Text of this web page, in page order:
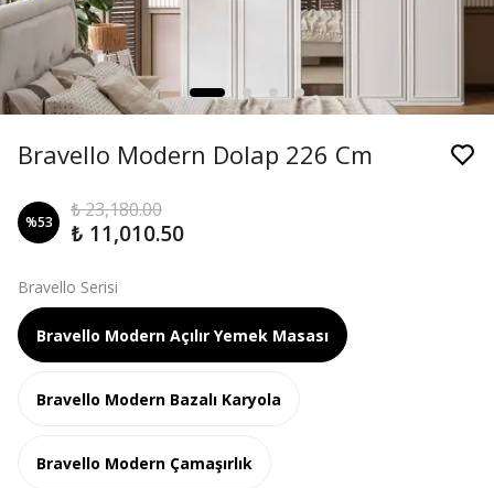
Bravello Modern Dolap 226 Cm
%53
₺ 23,180.00
₺ 11,010.50
Bravello Serisi
Bravello Modern Açılır Yemek Masası
Bravello Modern Bazalı Karyola
Bravello Modern Çamaşırlık